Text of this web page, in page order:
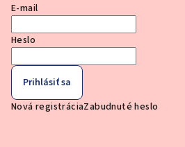
E-mail
Heslo
Prihlásiť sa
Nová registráciaZabudnuté heslo